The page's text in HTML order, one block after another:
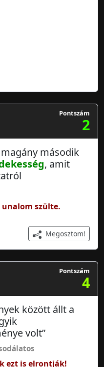
Pontszám
2
magány második
, amit
unalom szülte.
Megosztom!
Pontszám
4
között állt a
volt”
ezt is elrontják!